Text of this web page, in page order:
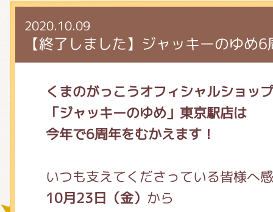
2020.10.09
【終了しました】ジャッキーのゆめ
くまのがっこうオフィシャルショップ
「ジャッキーのゆめ」東京駅店は
今年で6周年をむかえます！
いつも支えてくださっている皆様へ
10月23日（金） から
絵本・作家紹介
ショップインフォメーション
ミュージカル・コンサート